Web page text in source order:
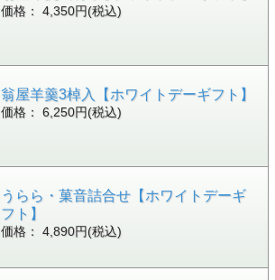
価格： 4,350円(税込)
翁屋羊羹3棹入【ホワイトデーギフト】
価格： 6,250円(税込)
うらら・菓音詰合せ【ホワイトデーギ
フト】
価格： 4,890円(税込)